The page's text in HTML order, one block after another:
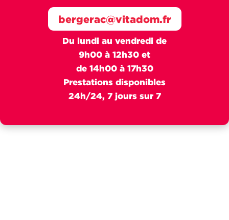
Du lundi au vendredi de
9h00 à 12h30 et
de 14h00 à 17h30
Prestations disponibles
24h/24, 7 jours sur 7
bergerac@vitadom.fr